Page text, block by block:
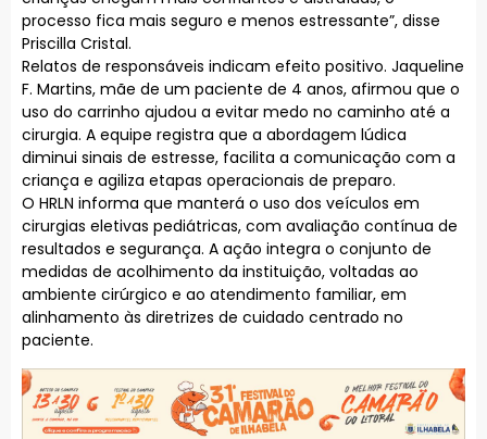
processo fica mais seguro e menos estressante”, disse
Priscilla Cristal.
Relatos de responsáveis indicam efeito positivo. Jaqueline
F. Martins, mãe de um paciente de 4 anos, afirmou que o
uso do carrinho ajudou a evitar medo no caminho até a
cirurgia. A equipe registra que a abordagem lúdica
diminui sinais de estresse, facilita a comunicação com a
criança e agiliza etapas operacionais de preparo.
O HRLN informa que manterá o uso dos veículos em
cirurgias eletivas pediátricas, com avaliação contínua de
resultados e segurança. A ação integra o conjunto de
medidas de acolhimento da instituição, voltadas ao
ambiente cirúrgico e ao atendimento familiar, em
alinhamento às diretrizes de cuidado centrado no
paciente.